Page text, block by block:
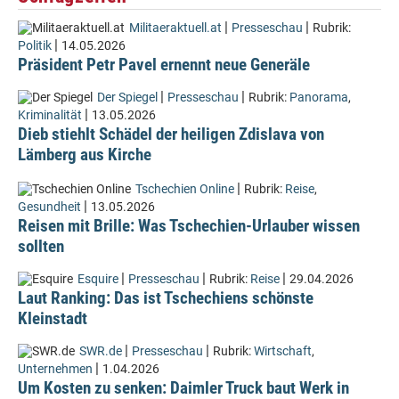
Militaeraktuell.at | Presseschau | Rubrik:
Politik | 14.05.2026
Präsident Petr Pavel ernennt neue Generäle
Der Spiegel | Presseschau | Rubrik: Panorama,
Kriminalität | 13.05.2026
Dieb stiehlt Schädel der heiligen Zdislava von
Lämberg aus Kirche
Tschechien Online | Rubrik: Reise,
Gesundheit | 13.05.2026
Reisen mit Brille: Was Tschechien-Urlauber wissen
sollten
Esquire | Presseschau | Rubrik: Reise | 29.04.2026
Laut Ranking: Das ist Tschechiens schönste
Kleinstadt
SWR.de | Presseschau | Rubrik:Wirtschaft,
Unternehmen | 1.04.2026
Um Kosten zu senken: Daimler Truck baut Werk in